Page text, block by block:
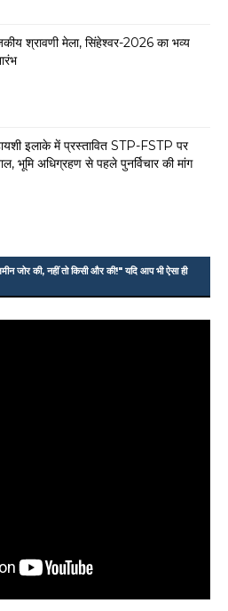
श्रावणी मेला, सिंहेश्वर-2026 का भव्य
इलाके में प्रस्तावित STP-FSTP पर
भूमि अधिग्रहण से पहले पुनर्विचार की मांग
की, नहीं तो किसी और की!" यदि आप भी ऐसा ही